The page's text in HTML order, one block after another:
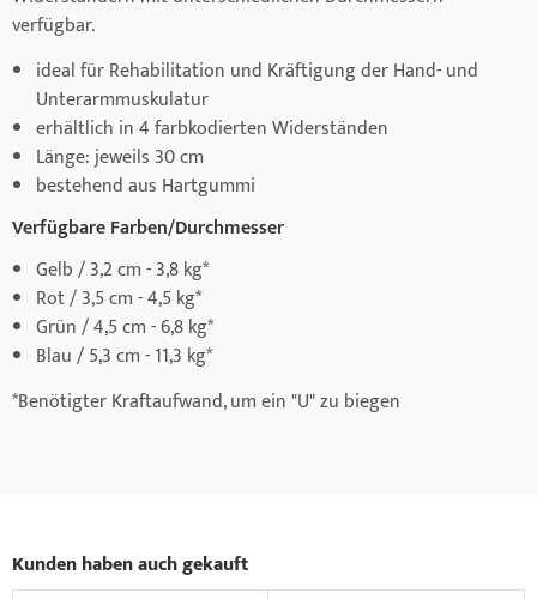
verfügbar.
ideal für Rehabilitation und Kräftigung der Hand- und
Unterarmmuskulatur
erhältlich in 4 farbkodierten Widerständen
Länge: jeweils 30 cm
bestehend aus Hartgummi
Verfügbare Farben/Durchmesser
Gelb / 3,2 cm - 3,8 kg*
Rot / 3,5 cm - 4,5 kg*
Grün / 4,5 cm - 6,8 kg*
Blau / 5,3 cm - 11,3 kg*
*Benötigter Kraftaufwand, um ein "U" zu biegen
Kunden haben auch gekauft